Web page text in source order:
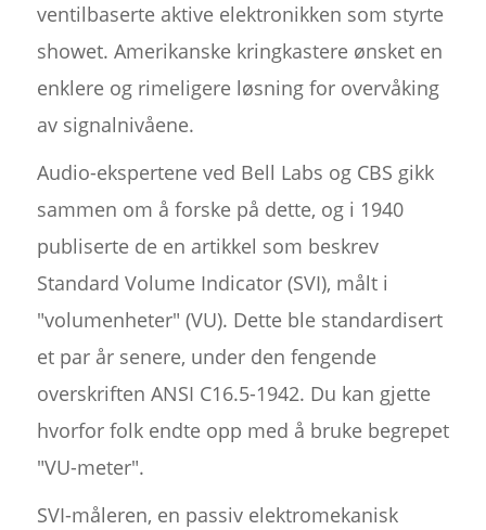
ventilbaserte aktive elektronikken som styrte
showet. Amerikanske kringkastere ønsket en
enklere og rimeligere løsning for overvåking
av signalnivåene.
Audio-ekspertene ved Bell Labs og CBS gikk
sammen om å forske på dette, og i 1940
publiserte de en artikkel som beskrev
Standard Volume Indicator (SVI), målt i
"volumenheter" (VU). Dette ble standardisert
et par år senere, under den fengende
overskriften ANSI C16.5-1942. Du kan gjette
hvorfor folk endte opp med å bruke begrepet
"VU-meter".
SVI-måleren, en passiv elektromekanisk